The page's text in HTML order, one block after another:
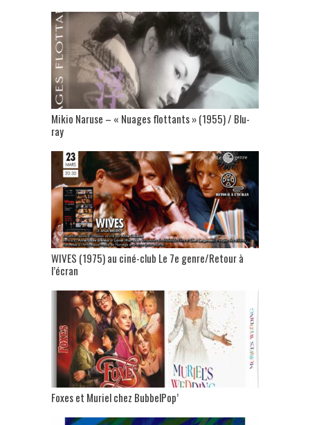
Mikio Naruse – « Nuages flottants » (1955) / Blu-
ray
WIVES (1975) au ciné-club Le 7e genre/Retour à
l’écran
Foxes et Muriel chez BubbelPop’